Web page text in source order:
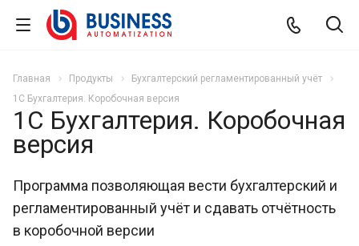
Главная Продукты
Бухгалтерский регламентированный учёт
1С Бухгалтерия. Коробочная версия
1С Бухгалтерия. Коробочная
версия
Программа позволяющая вести бухгалтерский и
регламентированный учёт и сдавать отчётность
в коробочной версии